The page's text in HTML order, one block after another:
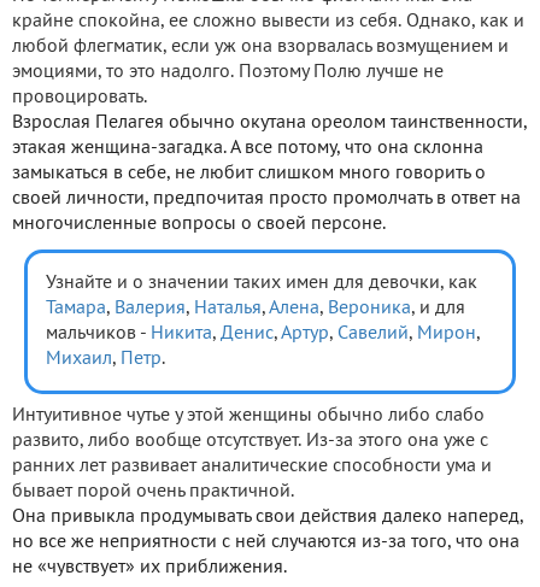
крайне спокойна, ее сложно вывести из себя. Однако, как и
любой флегматик, если уж она взорвалась возмущением и
эмоциями, то это надолго. Поэтому Полю лучше не
провоцировать.
Взрослая Пелагея обычно окутана ореолом таинственности,
этакая женщина-загадка. А все потому, что она склонна
замыкаться в себе, не любит слишком много говорить о
своей личности, предпочитая просто промолчать в ответ на
многочисленные вопросы о своей персоне.
Узнайте и о значении таких имен для девочки, как
Тамара, Валерия, Наталья, Алена, Вероника, и для
мальчиков - Никита, Денис, Артур, Савелий, Мирон,
Михаил, Петр.
Интуитивное чутье у этой женщины обычно либо слабо
развито, либо вообще отсутствует. Из-за этого она уже с
ранних лет развивает аналитические способности ума и
бывает порой очень практичной.
Она привыкла продумывать свои действия далеко наперед,
но все же неприятности с ней случаются из-за того, что она
не «чувствует» их приближения.